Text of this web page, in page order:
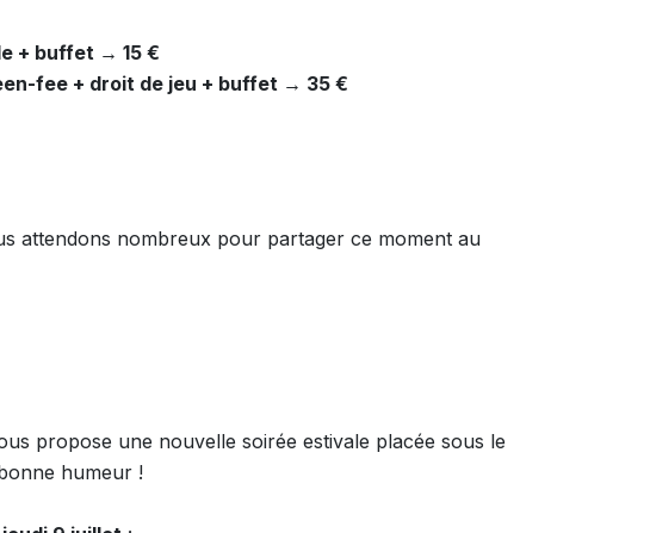
+ buffet → 15 €
fee + droit de jeu + buffet → 35 €
attendons nombreux pour partager ce moment au
propose une nouvelle soirée estivale placée sous le
humeur !